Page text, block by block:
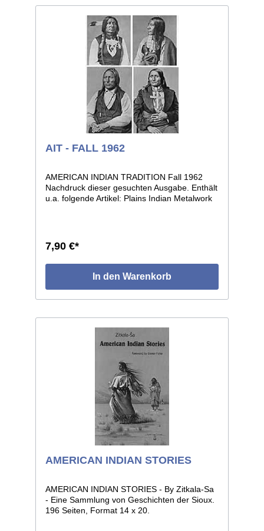
AIT - FALL 1962
AMERICAN INDIAN TRADITION Fall 1962
Nachdruck dieser gesuchten Ausgabe. Enthält
u.a. folgende Artikel: Plains Indian Metalwork
Fotographen D. F. Barry von R. Conn. (1
fehlende Seite!). 41 Seiten, Format 21 x 27.
Ca. 75 Abbildungen von alten Objekten und
historischen Fotos.
7,90 €*
In den Warenkorb
AMERICAN INDIAN STORIES
AMERICAN INDIAN STORIES - By Zitkala-Sa
- Eine Sammlung von Geschichten der Sioux.
196 Seiten, Format 14 x 20.